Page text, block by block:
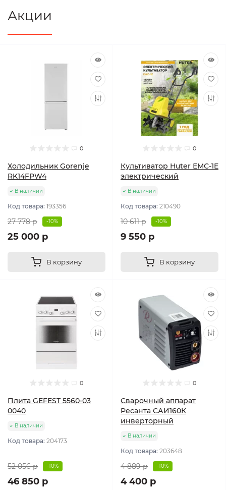
Акции
0
Холодильник Gorenje
RK14FPW4
В наличии
Код товара: 193356
27 778 р -10%
25 000 р
В корзину
0
Культиватор Huter ЕМС-1E
электрический
В наличии
Код товара: 210490
10 611 р -10%
9 550 р
В корзину
0
Плита GEFEST 5560-03
0040
В наличии
Код товара: 204173
52 056 р -10%
46 850 р
0
Сварочный аппарат
Ресанта САИ160К
инверторный
В наличии
Код товара: 203648
4 889 р -10%
4 400 р